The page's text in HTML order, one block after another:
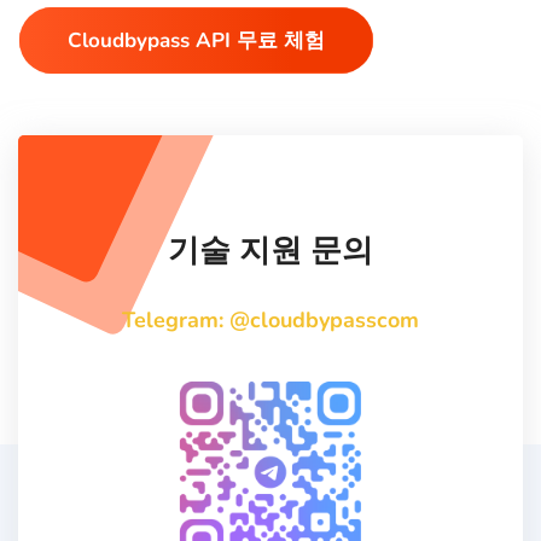
Cloudbypass API 무료 체험
기술 지원 문의
Telegram: @cloudbypasscom